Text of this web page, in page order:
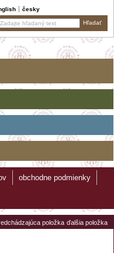
česky
obchodne podmienky
položka ďalšia položka